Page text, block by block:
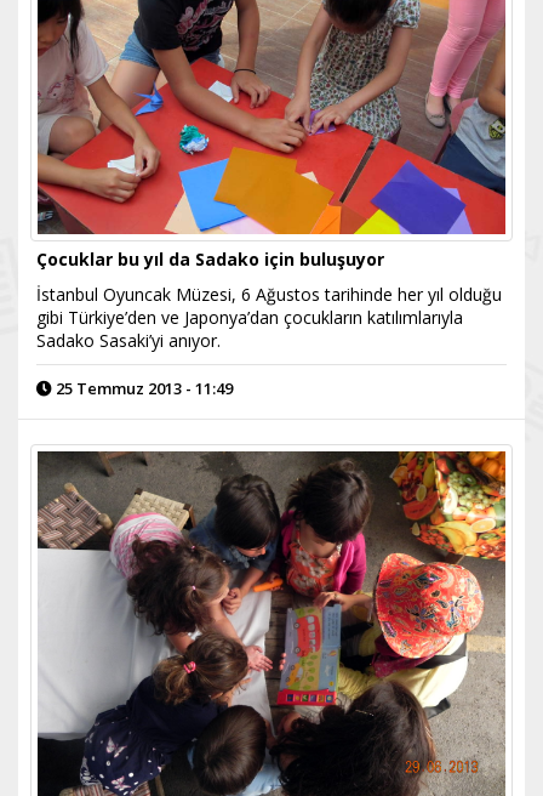
Çocuklar bu yıl da Sadako için buluşuyor
İstanbul Oyuncak Müzesi, 6 Ağustos tarihinde her yıl olduğu
gibi Türkiye’den ve Japonya’dan çocukların katılımlarıyla
Sadako Sasaki’yi anıyor.
25 Temmuz 2013 - 11:49